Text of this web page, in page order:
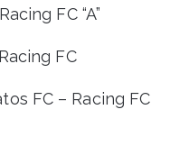
FC “A”
FC
FC – Racing FC